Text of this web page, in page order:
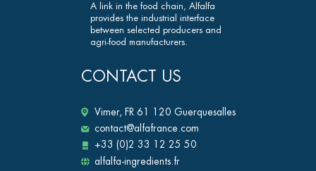
A link in the food chain, Alfalfa
provides the industrial interface
between selected producers and
agri-food manufacturers.
CONTACT US
Vimer, FR 61 120 Guerquesalles
contact@alfafrance.com
+33 (0)2 33 12 25 50
alfalfa-ingredients.fr